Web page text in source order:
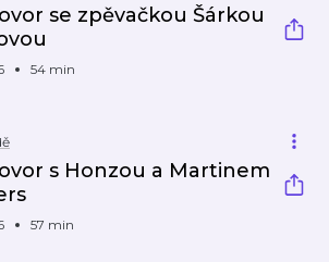
se zpěvačkou Šárkou
54 min
s Honzou a Martinem
57 min